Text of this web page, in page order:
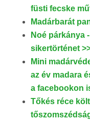
füsti fecske
Madárbarát
Noé párkánya
sikertörténet
Mini
az év madara
a facebookon
Tőkés réce